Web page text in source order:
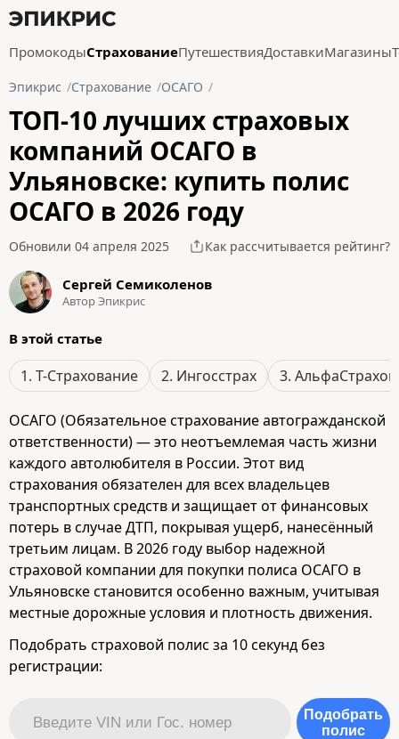
ПромокодыСтрахованиеПутешествияДоставкиМагазины
Эпикрис Страхование ОСАГО
ТОП-10 лучших страховых
компаний ОСАГО в
Ульяновске: купить полис
ОСАГО в 2026 году
Обновили 04 апреля 2025 Как рассчитывается рейтинг?
Сергей Семиколенов
Автор Эпикрис
В этой статье
1. Т-Страхование 2. Ингосстрах 3.
ОСАГО (Обязательное страхование автогражданской
ответственности) — это неотъемлемая часть жизни
каждого автолюбителя в России. Этот вид
страхования обязателен для всех владельцев
транспортных средств и защищает от финансовых
потерь в случае ДТП, покрывая ущерб, нанесённый
третьим лицам. В 2026 году выбор надежной
страховой компании для покупки полиса ОСАГО в
Ульяновске становится особенно важным, учитывая
местные дорожные условия и плотность движения.
Подобрать страховой полис за 10 секунд без
регистрации:
Подобрать
полис